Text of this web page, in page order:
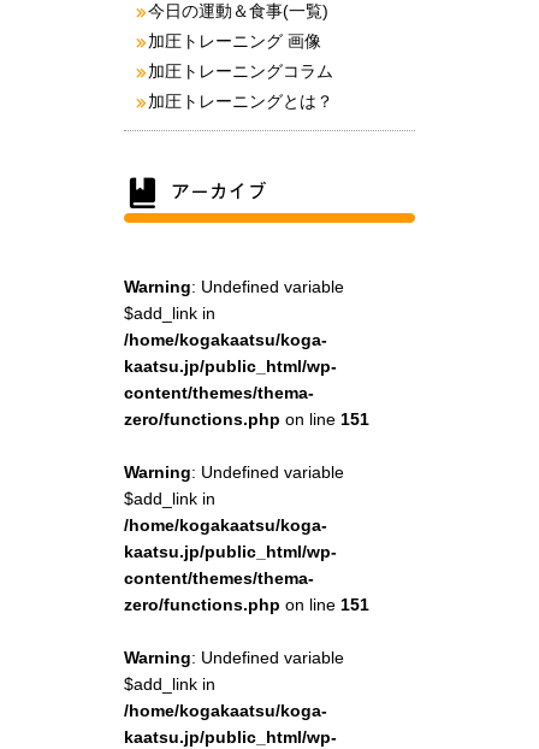
今日の運動＆食事(一覧)
加圧トレーニング 画像
加圧トレーニングコラム
加圧トレーニングとは？
Warning: Undefined variable
$add_link in
/home/kogakaatsu/koga-
kaatsu.jp/public_html/wp-
content/themes/thema-
zero/functions.php on line 151
Warning: Undefined variable
$add_link in
/home/kogakaatsu/koga-
kaatsu.jp/public_html/wp-
content/themes/thema-
zero/functions.php on line 151
Warning: Undefined variable
$add_link in
/home/kogakaatsu/koga-
kaatsu.jp/public_html/wp-